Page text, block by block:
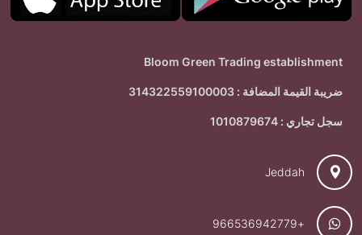
Bloom Green Trading establishment
ضريبة القيمة المضافة : 314322559100003
سجل تجاري : 1010879674
Jeddah
+966536942779